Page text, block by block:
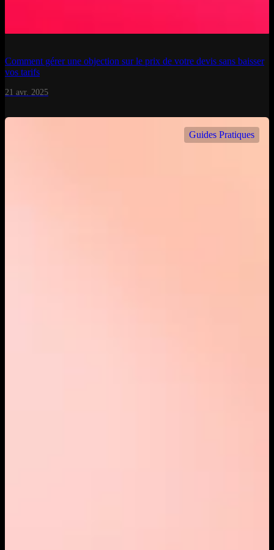
Comment gérer une objection sur le prix de votre devis sans baisser
vos tarifs
21 avr. 2025
Guides Pratiques